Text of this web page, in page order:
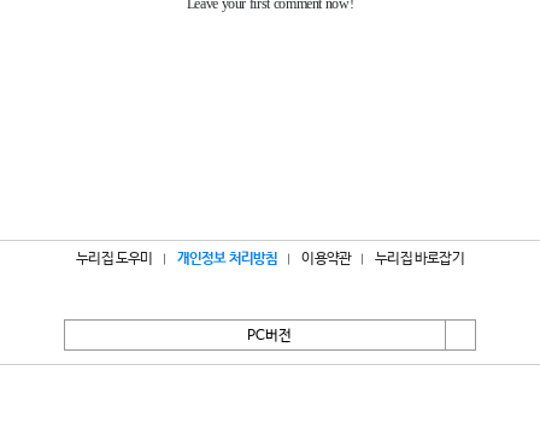
누리집 도우미 개인정보 처리방침 이용약관 누리집 바로잡기
PC버전